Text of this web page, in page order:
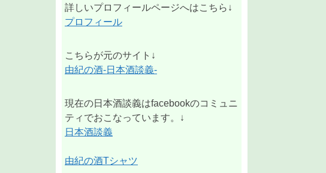
詳しいプロフィールページへはこちら↓
プロフィール
こちらが元のサイト↓
由紀の酒-日本酒談義-
現在の日本酒談義はfacebookのコミュニ
ティでおこなっています。↓
日本酒談義
由紀の酒Tシャツ